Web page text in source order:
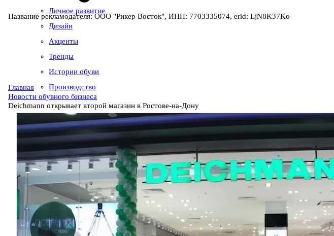
Личное развитие
Дизайн
Акценты
Тренды
Истории обуви
Производство
Название рекламодателя: ООО "Рикер Восток", ИНН: 7703335074, erid: LjN8K37Ko
Главная
Новости обувного бизнеса
Deichmann открывает второй магазин в Ростове-на-Дону